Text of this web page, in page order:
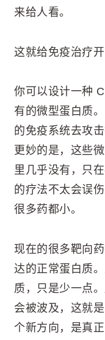
来给人看。
这就给免疫治疗开
你可以设计一种
有的微型蛋白质
的免疫系统去攻
更妙的是，这些
里几乎没有，只
的疗法不太会误
很多药都小。
现在的很多靶向
达的正常蛋白质
质，只是少一点
会被波及，这就
个新方向，是真